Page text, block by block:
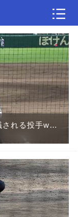
される投手w相
！